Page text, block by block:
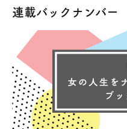
連載バックナンバー